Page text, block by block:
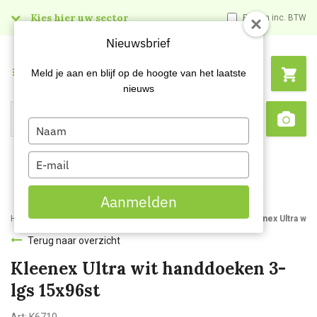
Kies hier uw sector Prijzen inc. BTW
Search
Menu
Home Webshop Hygienepapier Papieren handdoekjes Kleenex Ultra wit
Terug naar overzicht
Kleenex Ultra wit handdoeken 3-
lgs 15x96st
Nieuwsbrief
Meld je aan en blijf op de hoogte van het laatste
nieuws
Type
your
name
Type
your
email
Aanmelden